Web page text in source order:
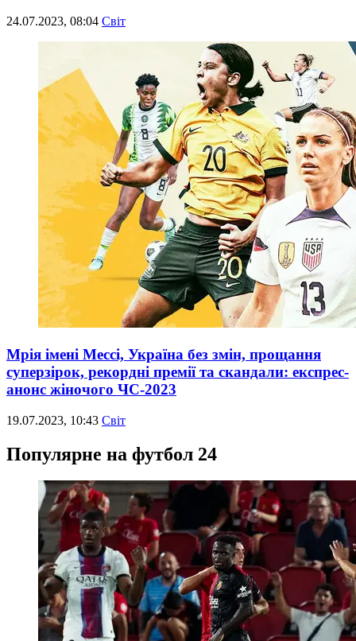
24.07.2023, 08:04 Світ
Мрія імені Мессі, Україна без змін, прощання
суперзірок, рекордні премії та скандали: експрес-
анонс жіночого ЧС-2023
19.07.2023, 10:43 Світ
Популярне на футбол 24